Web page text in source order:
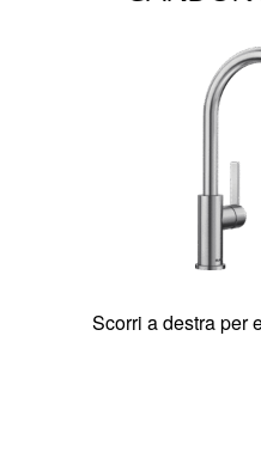
Scorri a destra per